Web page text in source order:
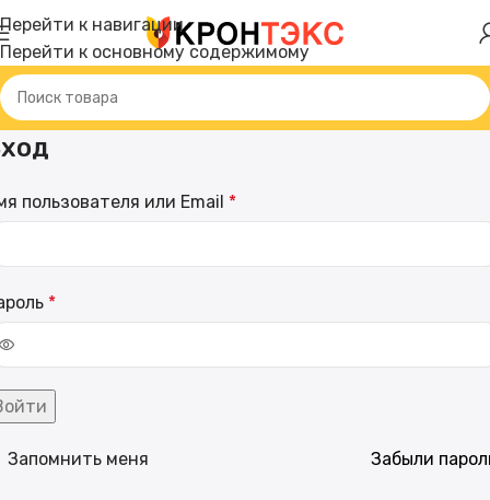
Перейти к навигации
Перейти к основному содержимому
пользователя или Email *
*
Забыли
Запомнить меня